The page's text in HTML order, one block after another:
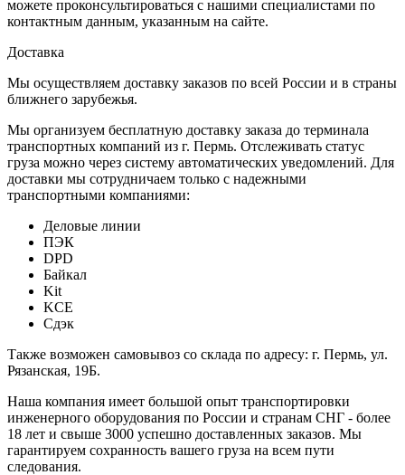
можете проконсультироваться с нашими специалистами по
контактным данным, указанным на сайте.
Доставка
Мы осуществляем доставку заказов по всей России и в страны
ближнего зарубежья.
Мы организуем бесплатную доставку заказа до терминала
транспортных компаний из г. Пермь. Отслеживать статус
груза можно через систему автоматических уведомлений. Для
доставки мы сотрудничаем только с надежными
транспортными компаниями:
Деловые линии
ПЭК
DPD
Байкал
Kit
KCE
Сдэк
Также возможен самовывоз со склада по адресу: г. Пермь, ул.
Рязанская, 19Б.
Наша компания имеет большой опыт транспортировки
инженерного оборудования по России и странам СНГ - более
18 лет и свыше 3000 успешно доставленных заказов. Мы
гарантируем сохранность вашего груза на всем пути
следования.